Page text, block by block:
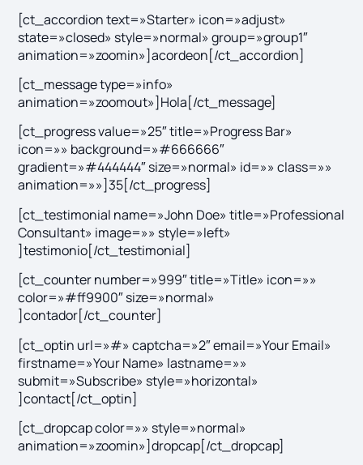
[ct_accordion text=»Starter» icon=»adjust»
state=»closed» style=»normal» group=»group1″
animation=»zoomin»]acordeon[/ct_accordion]
[ct_message type=»info»
animation=»zoomout»]Hola[/ct_message]
[ct_progress value=»25″ title=»Progress Bar»
icon=»» background=»#666666″
gradient=»#444444″ size=»normal» id=»» class=»»
animation=»»]35[/ct_progress]
[ct_testimonial name=»John Doe» title=»Professional
Consultant» image=»» style=»left»
]testimonio[/ct_testimonial]
[ct_counter number=»999″ title=»Title» icon=»»
color=»#ff9900″ size=»normal»
]contador[/ct_counter]
[ct_optin url=»#» captcha=»2″ email=»Your Email»
firstname=»Your Name» lastname=»»
submit=»Subscribe» style=»horizontal»
]contact[/ct_optin]
[ct_dropcap color=»» style=»normal»
animation=»zoomin»]dropcap[/ct_dropcap]